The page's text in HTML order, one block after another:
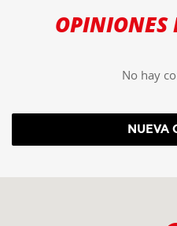
OPINIONES
No hay
NUEVA